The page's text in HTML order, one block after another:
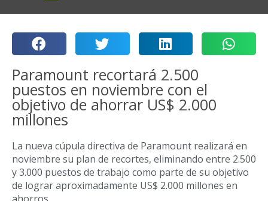
Paramount recortará 2.500
puestos en noviembre con el
objetivo de ahorrar US$ 2.000
millones
La nueva cúpula directiva de Paramount realizará en
noviembre su plan de recortes, eliminando entre 2.500
y 3.000 puestos de trabajo como parte de su objetivo
de lograr aproximadamente US$ 2.000 millones en